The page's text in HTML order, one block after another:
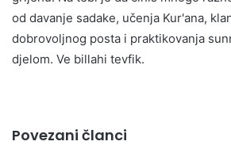
od davanje sadake, učenja Kur'ana,
dobrovoljnog posta i praktikovanja
djelom. Ve billahi tevfik.
Povezani članci